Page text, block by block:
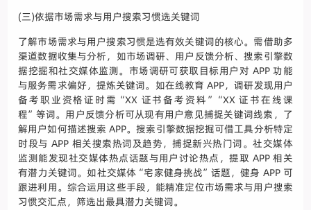
(三)依据市场需求与用户搜索习惯选关键词
了解市场需求与用户搜索习惯是选有效关键词的核心。需借助多
渠道数据收集与分析，如市场调研、用户反馈分析、搜索引擎数
据挖掘和社交媒体监测。市场调研可获取目标用户对 APP 功能
与服务需求偏好，提炼关键词。如在线教育 APP，调研发现用户
备考职业资格证时需“XX 证书备考资料”“XX 证书在线课
程”等词。用户反馈分析可从现有用户意见捕捉关键词线索，了
解用户如何描述搜索 APP。搜索引擎数据挖掘可借工具分析特定
时段与 APP 相关搜索热词及趋势，捕捉新兴热门词。社交媒体
监测能发现社交媒体热点话题与用户讨论热点，提取 APP 相关
有潜力关键词。如社交媒体“宅家健身挑战”话题，健身 APP 可
跟进利用。综合运用这些手段，能精准定位市场需求与用户搜索
习惯交汇点，筛选出最具潜力关键词。